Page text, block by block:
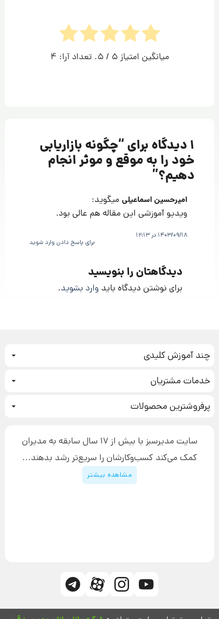
میانگین امتیاز 5 / 5. تعداد آرا: 4
1 دیدگاه برای “ چگونه بازاریابی
خود را به موقع و موثر انجام
دهیم؟”
امیرحسین اسماعیلی میگوید:
ویدیو آموزشی این مقاله هم عالی بود.
1403/09/18 در 12:13
برای پاسخ دادن وارد شوید
دیدگاهتان را بنویسید
برای نوشتن دیدگاه باید وارد بشوید.
چند آموزش کلیدی
بازاریابی عصبی
تبلیغ نویسی
افزایش عملکرد
چگونه کتاب بنویسیم
دوره اینستاگرام
خدمات مشتریان
آموزش دسترسی به دانلود فایل‌ها
پیگیری سفارش
پشتیبانی
قوانین و مقررات سایت
پرفروشترین محصولاتدوره جدید سیستم سازی
سایت مدیرسبز با بیش از 17 سال سابقه به مدیران
کمک می‌کند کسب‌و‌کارشان را سریع‌تر رشد بدهند...
مشاهده بیشتر